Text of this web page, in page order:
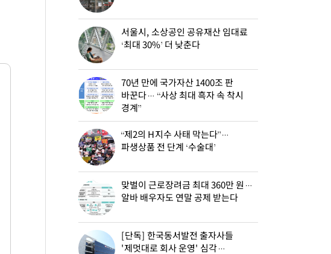
서울시, 소상공인 공유재산 임대료
‘최대 30%’ 더 낮춘다
70년 만에 국가자산 1400조 판
바꾼다… “사상 최대 흑자 속 착시
경계”
“제2의 H지수 사태 막는다”…
파생상품 전 단계 ‘수술대’
맞벌이 근로장려금 최대 360만 원…
알바 배우자도 연말 공제 받는다
[단독] 한국동서발전 출자사들
'제멋대로 회사 운영' 심각…